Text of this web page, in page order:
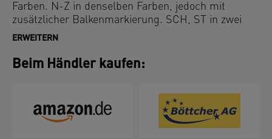
Farben. N-Z in denselben Farben, jedoch mit
zusätzlicher Balkenmarkierung. SCH, ST in zwei
Zusatzfarben. Die Farben entsprechen dem IFOSA-
nicht ab. Signal mit Strichcode auf der Innenseite.
ERWEITERN
Beim Händler kaufen: